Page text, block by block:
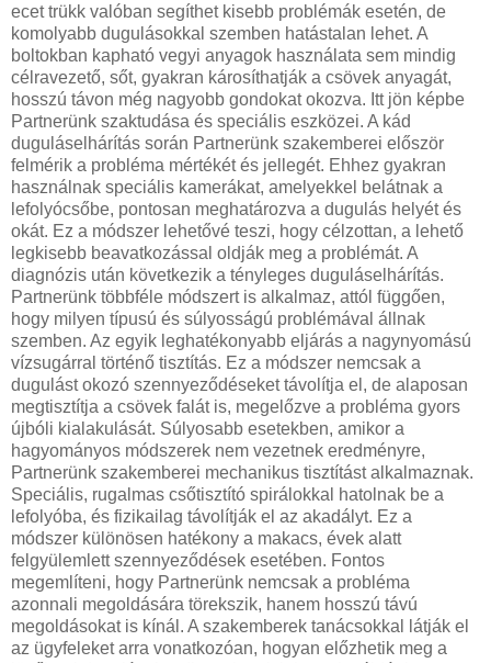
ecet trükk valóban segíthet kisebb problémák esetén, de
komolyabb dugulásokkal szemben hatástalan lehet. A
boltokban kapható vegyi anyagok használata sem mindig
célravezető, sőt, gyakran károsíthatják a csövek anyagát,
hosszú távon még nagyobb gondokat okozva. Itt jön képbe
Partnerünk szaktudása és speciális eszközei. A kád
duguláselhárítás során Partnerünk szakemberei először
felmérik a probléma mértékét és jellegét. Ehhez gyakran
használnak speciális kamerákat, amelyekkel belátnak a
lefolyócsőbe, pontosan meghatározva a dugulás helyét és
okát. Ez a módszer lehetővé teszi, hogy célzottan, a lehető
legkisebb beavatkozással oldják meg a problémát. A
diagnózis után következik a tényleges duguláselhárítás.
Partnerünk többféle módszert is alkalmaz, attól függően,
hogy milyen típusú és súlyosságú problémával állnak
szemben. Az egyik leghatékonyabb eljárás a nagynyomású
vízsugárral történő tisztítás. Ez a módszer nemcsak a
dugulást okozó szennyeződéseket távolítja el, de alaposan
megtisztítja a csövek falát is, megelőzve a probléma gyors
újbóli kialakulását. Súlyosabb esetekben, amikor a
hagyományos módszerek nem vezetnek eredményre,
Partnerünk szakemberei mechanikus tisztítást alkalmaznak.
Speciális, rugalmas csőtisztító spirálokkal hatolnak be a
lefolyóba, és fizikailag távolítják el az akadályt. Ez a
módszer különösen hatékony a makacs, évek alatt
felgyülemlett szennyeződések esetében. Fontos
megemlíteni, hogy Partnerünk nemcsak a probléma
azonnali megoldására törekszik, hanem hosszú távú
megoldásokat is kínál. A szakemberek tanácsokkal látják el
az ügyfeleket arra vonatkozóan, hogyan előzhetik meg a